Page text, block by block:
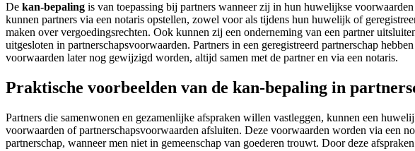
De kan-bepaling is van toepassing bij partners wanneer zij in hun huwelijkse
kunnen partners via een notaris opstellen, zowel voor als tijdens hun huwelijk of
maken over vergoedingsrechten. Ook kunnen zij een onderneming van een partner
uitgesloten in partnerschapsvoorwaarden. Partners in een geregistreerd partnerschap
voorwaarden later nog gewijzigd worden, altijd samen met de partner en via een notaris.
Praktische voorbeelden van de kan-bepaling in
Partners die samenwonen en gezamenlijke afspraken willen vastleggen, kunnen een
voorwaarden of partnerschapsvoorwaarden afsluiten. Deze voorwaarden worden via een
partnerschap, wanneer men niet in gemeenschap van goederen trouwt. Door deze